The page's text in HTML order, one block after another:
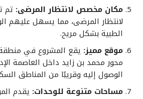
مكان مخصص لانتظار المرضى: تم
لانتظار المرضى، مما يسهل عليهم
الطبية بشكل مريح.
موقع مميز:
محور محمد بن زايد داخل العاصمة
الوصول إليه وقريبًا من المناطق
مساحات متنوعة للوحدات: يقدم